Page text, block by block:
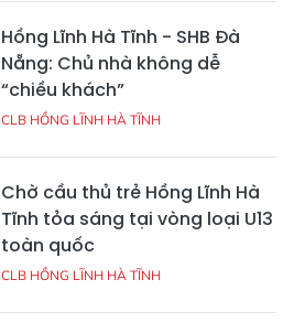
Hồng Lĩnh Hà Tĩnh - SHB Đà
Nẵng: Chủ nhà không dễ
“chiều khách”
CLB HỒNG LĨNH HÀ TĨNH
Chờ cầu thủ trẻ Hồng Lĩnh Hà
Tĩnh tỏa sáng tại vòng loại U13
toàn quốc
CLB HỒNG LĨNH HÀ TĨNH